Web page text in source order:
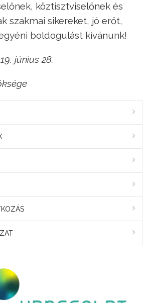
köztisztviselőnek és
szakmai sikereket, jó erőt,
boldogulást kívánunk!
június 28.